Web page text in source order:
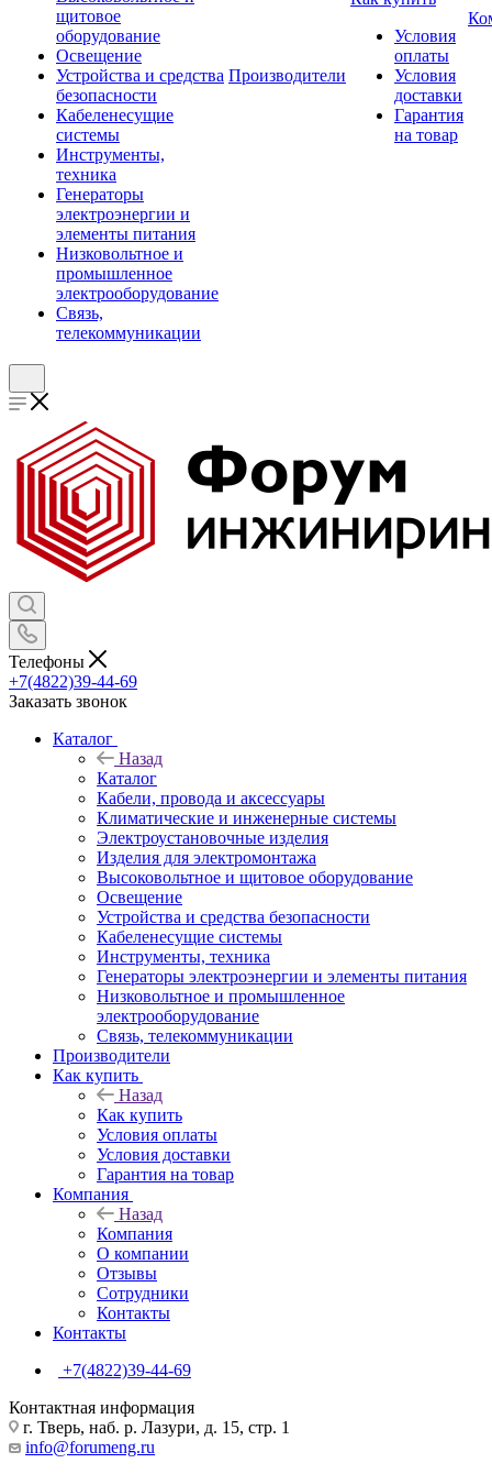
щитовое
оборудование
Освещение
Устройства и средства
безопасности
Кабеленесущие
системы
Инструменты,
техника
Генераторы
электроэнергии и
элементы питания
Низковольтное и
промышленное
электрооборудование
Связь,
телекоммуникации
Производители
Условия
оплаты
Условия
доставки
Гарантия
на товар
Телефоны
+7(4822)39-44-69
Заказать звонок
Каталог
Назад
Каталог
Кабели, провода и аксессуары
Климатические и инженерные системы
Электроустановочные изделия
Изделия для электромонтажа
Высоковольтное и щитовое оборудование
Освещение
Устройства и средства безопасности
Кабеленесущие системы
Инструменты, техника
Генераторы электроэнергии и элементы питания
Низковольтное и промышленное
электрооборудование
Связь, телекоммуникации
Производители
Как купить
Назад
Как купить
Условия оплаты
Условия доставки
Гарантия на товар
Компания
Назад
Компания
О компании
Отзывы
Сотрудники
Контакты
Контакты
+7(4822)39-44-69
Контактная информация
г. Тверь, наб. р. Лазури, д. 15, стр. 1
info@forumeng.ru